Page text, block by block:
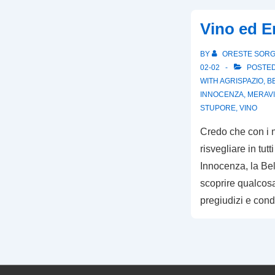
Vino ed
BY ORESTE
02-02
WITH AGRISPAZIO,
INNOCENZA,
STUPORE, VINO
Credo che con i
risvegliare in
Innocenza, la
scoprire
pregiudizi e